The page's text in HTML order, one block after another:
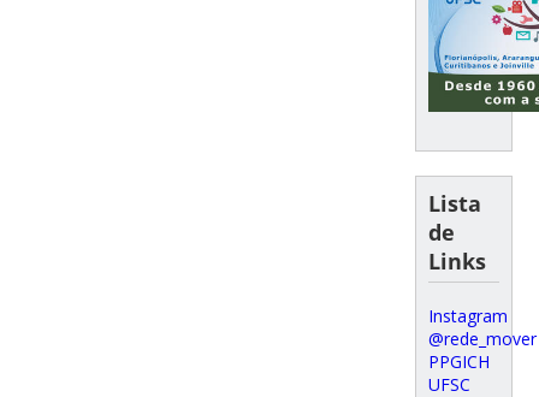
Lista
de
Links
Instagram
@rede_mover
PPGICH
UFSC